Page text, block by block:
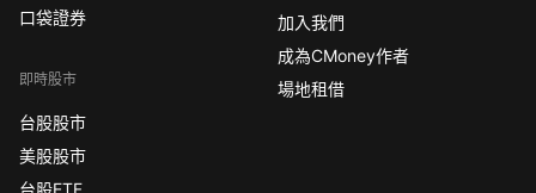
口袋證券
即時股市
台股股市
美股股市
台股ETF
加入我們
成為CMoney作者
場地租借